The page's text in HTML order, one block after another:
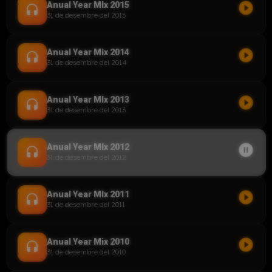
headset Anual Year MIx 2015
31 de desembre del 2015 play_circle_filled
headset Anual Year Mix 2014
31 de desembre del 2014 play_circle_filled
headset Anual Year MIx 2013
31 de desembre del 2013 play_circle_filled
headset Anual Year MIx 2012
31 de desembre del 2012 pause_circle_filled
headset Anual Year MIx 2011
31 de desembre del 2011 play_circle_filled
headset Anual Year Mix 2010
31 de desembre del 2010 play_circle_filled